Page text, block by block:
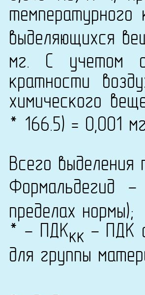
выделяющихся
мг. С учетом
кратности
химического
* 166.5) = 0,001
Всего выделения
Формальдегид
пределах нормы);
* - ПДКкк - ПДК
для группы